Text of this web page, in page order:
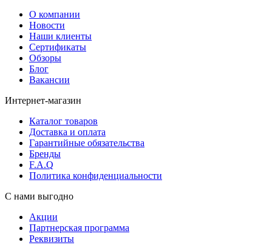
О компании
Новости
Наши клиенты
Сертификаты
Обзоры
Блог
Вакансии
Интернет-магазин
Каталог товаров
Доставка и оплата
Гарантийные обязательства
Бренды
F.A.Q
Политика конфиденциальности
С нами выгодно
Акции
Партнерская программа
Реквизиты